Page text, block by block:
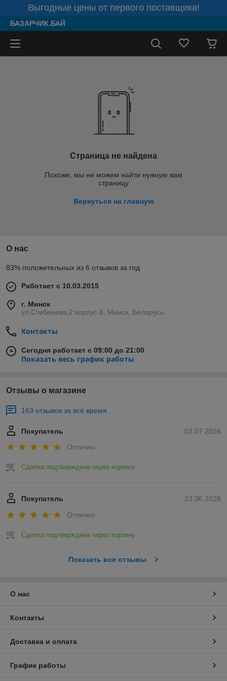
Выгодные цены от первого поставщика!
БАЗАРЧИК.БАЙ
Страница не найдена
Похоже, мы не можем найти нужную вам
страницу
Вернуться на главную
О нас
83% положительных из 6 отзывов за год
Работает с 10.03.2015
г. Минск
ул.Стебенева,2 корпус 8, Минск, Беларусь
Контакты
Сегодня работает с 09:00 до 21:00
Показать весь график работы
Отзывы о магазине
163 отзывов за всё время
03.07.2026
Покупатель
Отлично
Сделка подтверждена через корзину
23.06.2026
Покупатель
Отлично
Сделка подтверждена через корзину
Показать все отзывы
О нас
Контакты
Доставка и оплата
График работы